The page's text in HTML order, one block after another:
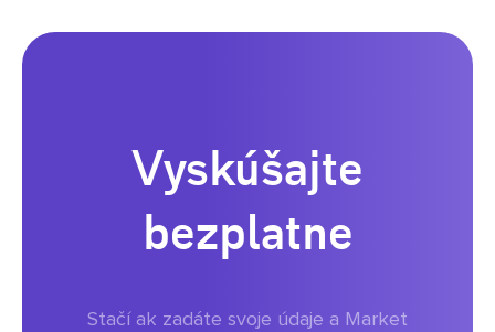
Vyskúšajte
bezplatne
Stačí ak zadáte svoje údaje a Market